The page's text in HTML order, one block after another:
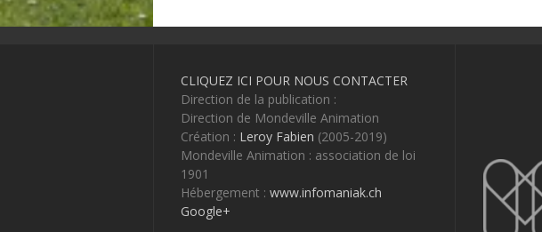
CLIQUEZ ICI POUR NOUS CONTACTER
Direction de la publication :
Direction de Mondeville Animation
Création : Leroy Fabien (2005-2019)
Mondeville Animation : association de loi
1901
Hébergement : www.infomaniak.ch
Google+